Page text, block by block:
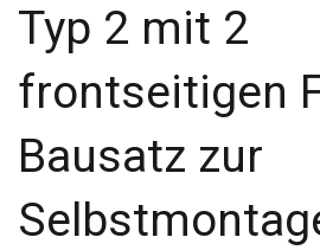
Typ 2 mit 2
frontseitigen
Bausatz zur